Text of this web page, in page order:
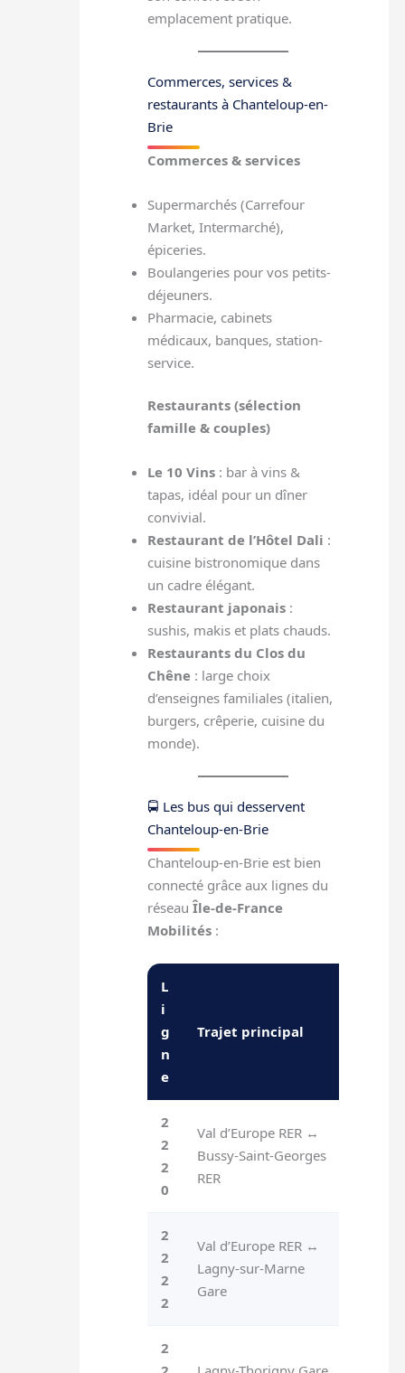
emplacement pratique.
Commerces, services &
restaurants à Chanteloup-en-
Brie
Commerces & services
Supermarchés (Carrefour
Market, Intermarché),
épiceries.
Boulangeries pour vos petits-
déjeuners.
Pharmacie, cabinets
médicaux, banques, station-
service.
Restaurants (sélection
famille & couples)
Le 10 Vins : bar à vins &
tapas, idéal pour un dîner
convivial.
Restaurant de l’Hôtel Dali :
cuisine bistronomique dans
un cadre élégant.
Restaurant japonais :
sushis, makis et plats chauds.
Restaurants du Clos du
Chêne : large choix
d’enseignes familiales (italien,
burgers, crêperie, cuisine du
monde).
🚍 Les bus qui desservent
Chanteloup-en-Brie
Chanteloup-en-Brie est bien
connecté grâce aux lignes du
réseauÎle-de-France
Mobilités :
L
i
g
n
e
Trajet principal
2
2
2
0
Val d’Europe RER ↔
Bussy-Saint-Georges
RER
2
2
2
2
Val d’Europe RER ↔
Lagny-sur-Marne
Gare
2